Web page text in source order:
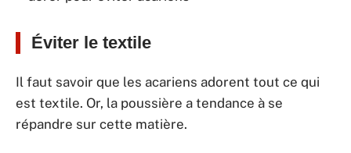
Éviter le textile
Il faut savoir que les acariens adorent tout ce qui
est textile. Or, la poussière a tendance à se
répandre sur cette matière.